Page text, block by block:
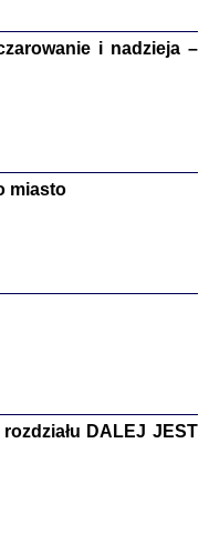
PRACOWNIKIEM
INSTYTUCJI ...
z łódzkiego getta
i wstęp. Monika Polit
...
Warszawa 2019
i nadzieja –
miasto
DALEJ JEST